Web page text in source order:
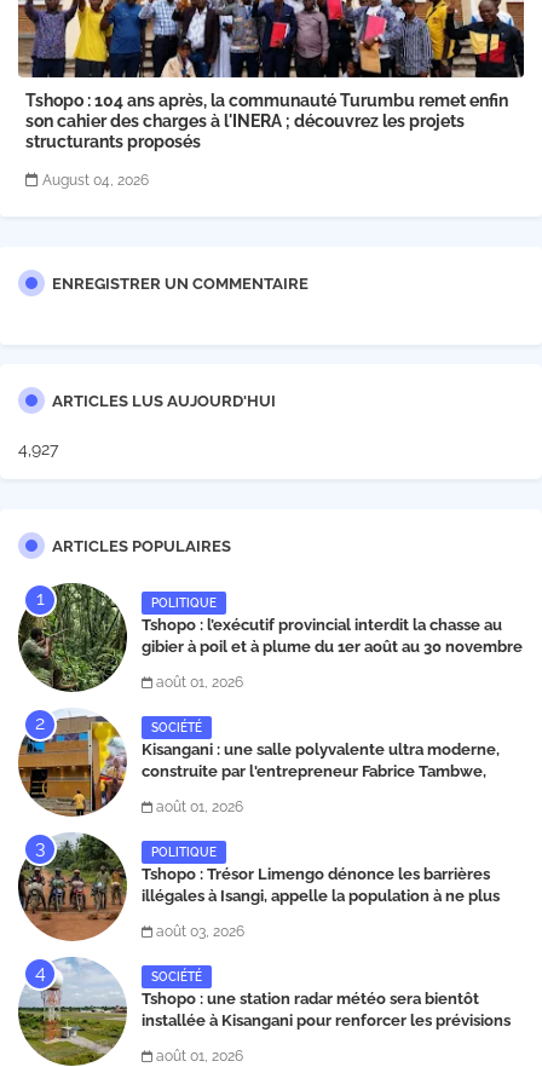
Tshopo : 104 ans après, la communauté Turumbu remet enfin
son cahier des charges à l'INERA ; découvrez les projets
structurants proposés
August 04, 2026
ENREGISTRER UN COMMENTAIRE
ARTICLES LUS AUJOURD'HUI
4,927
ARTICLES POPULAIRES
POLITIQUE
Tshopo : l’exécutif provincial interdit la chasse au
gibier à poil et à plume du 1er août au 30 novembre
août 01, 2026
SOCIÉTÉ
Kisangani : une salle polyvalente ultra moderne,
construite par l'entrepreneur Fabrice Tambwe,
août 01, 2026
POLITIQUE
Tshopo : Trésor Limengo dénonce les barrières
illégales à Isangi, appelle la population à ne plus
août 03, 2026
SOCIÉTÉ
Tshopo : une station radar météo sera bientôt
installée à Kisangani pour renforcer les prévisions
août 01, 2026